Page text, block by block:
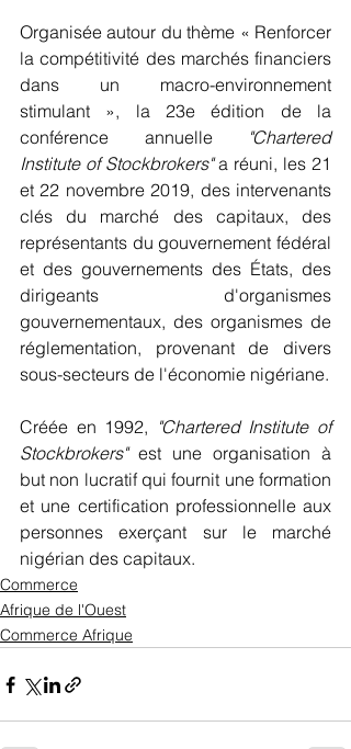
Organisée autour du thème « Renforcer
la compétitivité des marchés financiers
dans un macro-environnement
stimulant », la 23e édition de la
conférence annuelle
"Chartered
Institute of Stockbrokers" a réuni, les 21
et 22 novembre 2019, des intervenants
clés du marché des capitaux, des
représentants du gouvernement fédéral
et des gouvernements des États, des
dirigeants d'organismes
gouvernementaux, des organismes de
réglementation, provenant de divers
Créée en 1992, "Chartered Institute of
Stockbrokers" est une organisation à
but non lucratif qui fournit une formation
et une certification professionnelle aux
personnes exerçant sur le marché
nigérian des capitaux.
Commerce
Afrique de l'Ouest
Commerce Afrique